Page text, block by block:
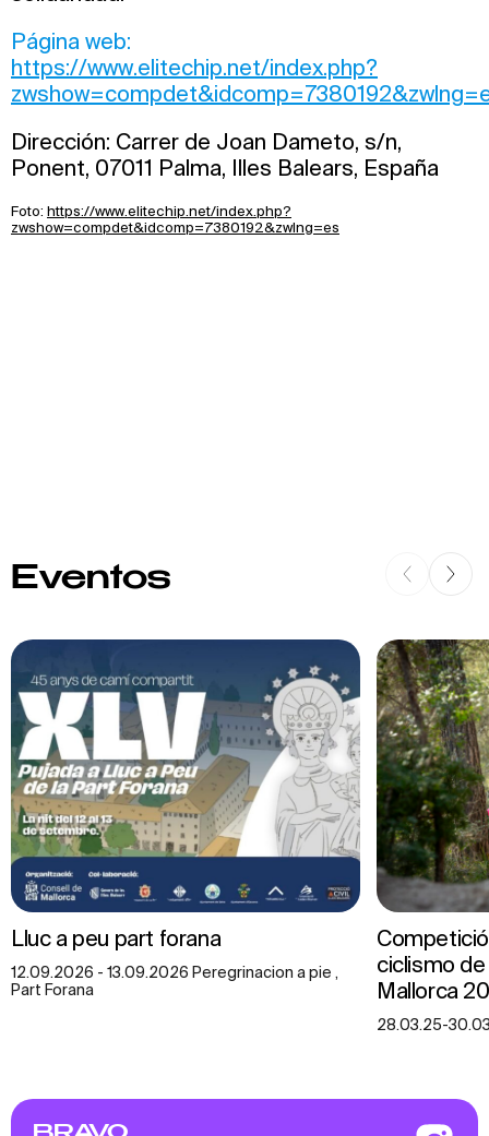
Página web:
https://www.elitechip.net/index.php?
Dirección: Carrer de Joan Dameto, s/n,
Ponent, 07011 Palma, Illes Balears, España
Foto: https://www.elitechip.net/index.php?
zwshow=compdet&idcomp=7380192&zwlng=es
Eventos
Lluc a peu part forana
12.09.2026 - 13.09.2026 Peregrinacion a pie ,
Part Forana
ciclismo
Mallorca
28.03.25-